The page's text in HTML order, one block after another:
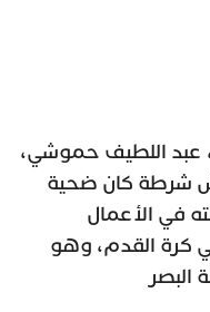
عبد اللطيف حموشي،
شرطة كان ضحية
في الأعمال
كرة القدم، وهو
البصر